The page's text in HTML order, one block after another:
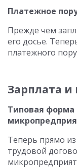
Платежное
Прежде чем
его досье.
платежного
Зарплата и
Типовая форма
Теперь прямо
трудовой